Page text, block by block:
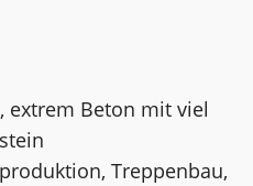
extrem Beton mit viel
Treppenbau,